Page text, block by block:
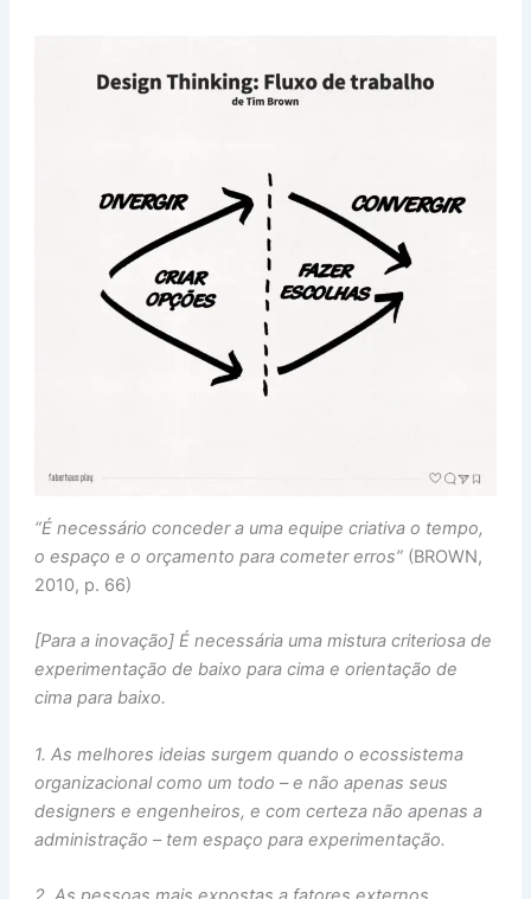
“É necessário conceder a uma equipe criativa o tempo,
o espaço e o orçamento para cometer erros” (BROWN,
2010, p. 66)
[Para a inovação] É necessária uma mistura criteriosa de
experimentação de baixo para cima e orientação de
cima para baixo.
1. As melhores ideias surgem quando o ecossistema
organizacional como um todo – e não apenas seus
designers e engenheiros, e com certeza não apenas a
administração – tem espaço para experimentação.